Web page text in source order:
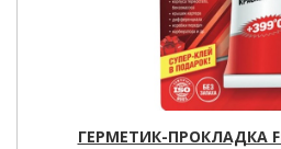
ГЕРМЕТИК-ПРОКЛАДКА